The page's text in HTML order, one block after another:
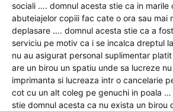
sociali …. domnul acesta stie ca in marile
abuteiajelor copiii fac cate o ora sau mai
deplasare …. domnul acesta stie ca a
serviciu pe motiv ca i se incalca dreptul
nu au asigurat personal suplimentar
are un birou un spatiu unde sa lucreze
imprimanta si lucreaza intr o cancelarie
cot cu un alt coleg pe genuchi in poala …
stie domnul acesta ca nu exista un birou